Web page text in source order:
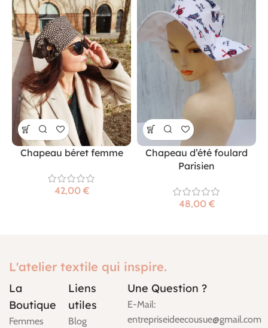
Chapeau béret femme
€
Chapeau d’été foulard
Parisien
€
L'atelier textile qui inspire.
La
Boutique
Femmes
Liens
utiles
Blog
Une Question ?
E-Mail:
entrepriseideecousue@gmail.com